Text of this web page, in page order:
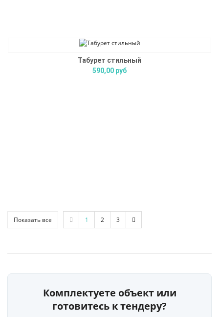
Табурет стильный
590,00 руб
Показать все 1 2 3
Комплектуете объект или
готовитесь к тендеру?